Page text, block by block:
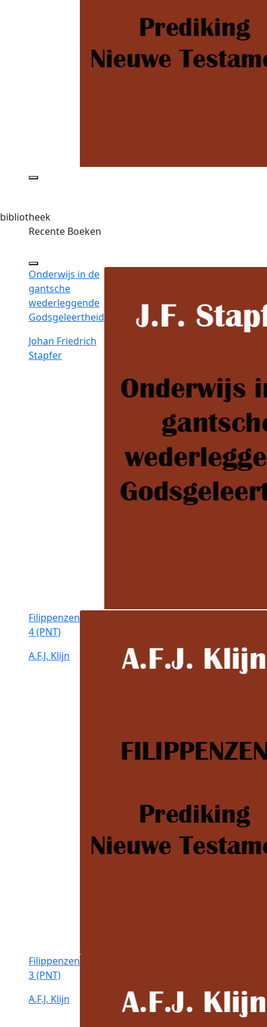
bibliotheek
Recente Boeken
Onderwijs in de
gantsche
wederleggende
Godsgeleertheid
Johan Friedrich
Stapfer
Filippenzen
4 (PNT)
A.F.J. Klijn
Filippenzen
3 (PNT)
A.F.J. Klijn